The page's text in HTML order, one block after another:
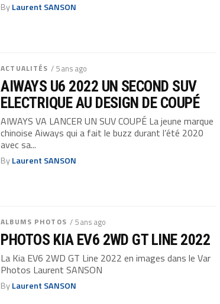
ByLaurent SANSON
ACTUALITÉS / 5 ans ago
AIWAYS U6 2022 UN SECOND SUV
ELECTRIQUE AU DESIGN DE COUPÉ
AIWAYS VA LANCER UN SUV COUPÉ La jeune marque
chinoise Aiways qui a fait le buzz durant l’été 2020
avec sa...
ByLaurent SANSON
ALBUMS PHOTOS / 5 ans ago
PHOTOS KIA EV6 2WD GT LINE 2022
La Kia EV6 2WD GT Line 2022 en images dans le Var
Photos Laurent SANSON
ByLaurent SANSON